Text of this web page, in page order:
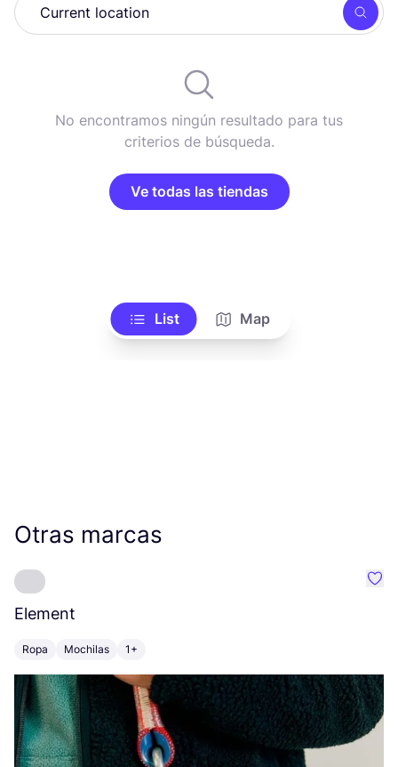
No encontramos ningún resultado para tus
criterios de búsqueda.
Ve todas las tiendas
List Map
Otras marcas
Element
Ropa Mochilas 1+